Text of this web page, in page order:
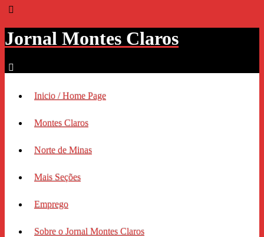
Jornal Montes Claros
Inicio / Home Page
Montes Claros
Norte de Minas
Mais Seções
Emprego
Sobre o Jornal Montes Claros